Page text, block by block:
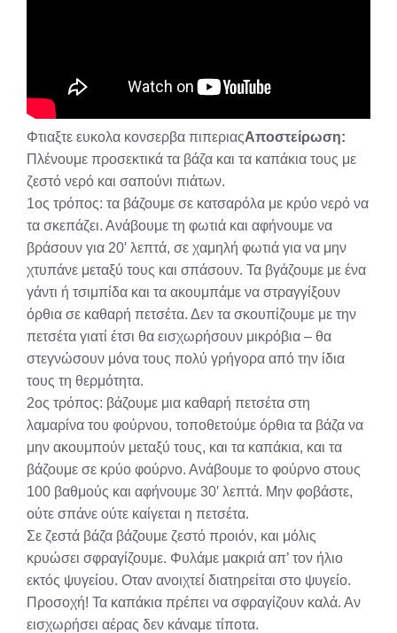
Φτιαξτε ευκολα κονσερβα πιπεριαςΑποστείρωση:
Πλένουμε προσεκτικά τα βάζα και τα καπάκια τους με
ζεστό νερό και σαπούνι πιάτων.
1ος τρόπος: τα βάζουμε σε κατσαρόλα με κρύο νερό να
τα σκεπάζει. Ανάβουμε τη φωτιά και αφήνουμε να
βράσουν για 20′ λεπτά, σε χαμηλή φωτιά για να μην
χτυπάνε μεταξύ τους και σπάσουν. Τα βγάζουμε με ένα
γάντι ή τσιμπίδα και τα ακουμπάμε να στραγγίξουν
όρθια σε καθαρή πετσέτα. Δεν τα σκουπίζουμε με την
πετσέτα γιατί έτσι θα εισχωρήσουν μικρόβια – θα
στεγνώσουν μόνα τους πολύ γρήγορα από την ίδια
τους τη θερμότητα.
2ος τρόπος: βάζουμε μια καθαρή πετσέτα στη
λαμαρίνα του φούρνου, τοποθετούμε όρθια τα βάζα να
μην ακουμπούν μεταξύ τους, και τα καπάκια, και τα
βάζουμε σε κρύο φούρνο. Ανάβουμε το φούρνο στους
100 βαθμούς και αφήνουμε 30′ λεπτά. Μην φοβάστε,
ούτε σπάνε ούτε καίγεται η πετσέτα.
Σε ζεστά βάζα βάζουμε ζεστό προιόν, και μόλις
κρυώσει σφραγίζουμε. Φυλάμε μακριά απ’ τον ήλιο
εκτός ψυγείου. Οταν ανοιχτεί διατηρείται στο ψυγείο.
Προσοχή! Τα καπάκια πρέπει να σφραγίζουν καλά. Αν
εισχωρήσει αέρας δεν κάναμε τίποτα.